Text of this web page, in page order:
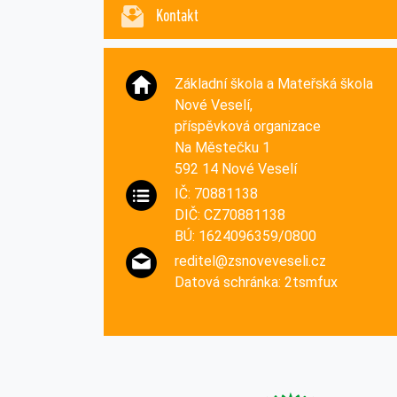
Kontakt
Základní škola a Mateřská škola
Nové Veselí,
příspěvková organizace
Na Městečku 1
592 14 Nové Veselí
IČ: 70881138
DIČ: CZ70881138
BÚ: 1624096359/0800
reditel@zsnoveveseli.cz
Datová schránka: 2tsmfux